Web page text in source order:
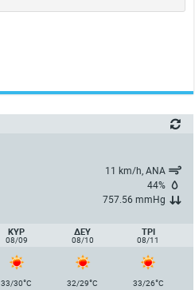
11 km/h, ΑΝΑ
44%
757.56 mmHg
ΚΥΡ
08/09
ΔΕΥ
08/10
ΤΡΙ
08/11
33/30°C 32/29°C 33/26°C